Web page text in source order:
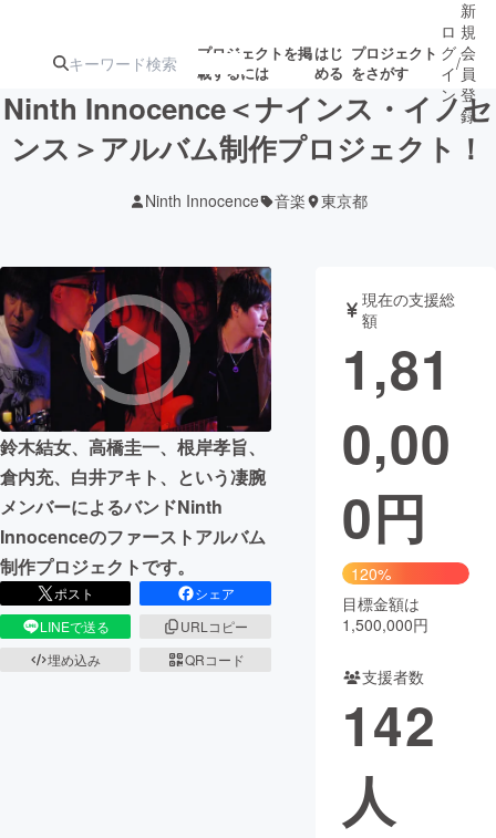
プロジェクトを掲
載するには
はじ
める
プロジェクト
をさがす
ターン
ジェクト
募集終了が近いプ
ロジェクト
アート・写真 音楽
テクノロジー・ガジェット ゲーム・サ
映像・映画
ビジネス・起業
まちづくり・地域活性化
CAMPFIRE for Social Good CAMPFIRE Creation
CAMPFIREふるさと納税
コミュニティ
ロ
グ
イ
ン
/
新
規
会
員
登
録
Ninth Innocence＜ナインス・イノセ
ンス＞アルバム制作プロジェクト！
Ninth Innocence 音楽 東京都
鈴木結女、高橋圭一、根岸孝旨、
倉内充、白井アキト、という凄腕
メンバーによるバンドNinth
Innocenceのファーストアルバム
制作プロジェクトです。
ポスト
シェア
LINEで送る
URLコピー
埋め込み
QRコード
現在の支援総
額
1,81
0,00
0円
120%
目標金額は
1,500,000円
支援者数
142
人